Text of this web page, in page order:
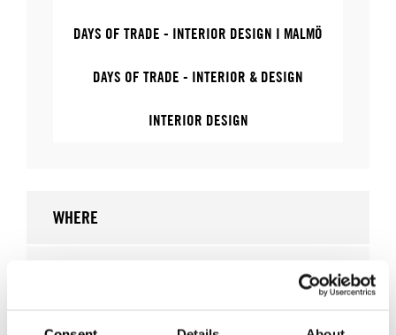
DAYS OF TRADE - INTERIOR DESIGN I MALMÖ
DAYS OF TRADE - INTERIOR & DESIGN
INTERIOR DESIGN
WHERE